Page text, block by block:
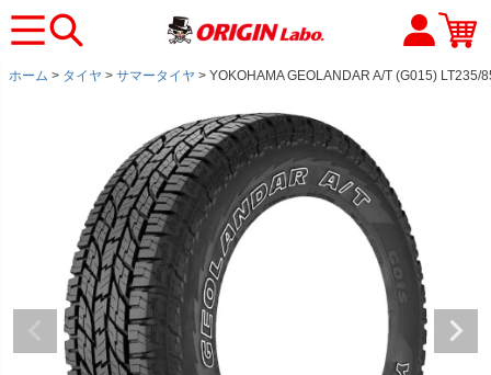
ホーム タイヤ サマータイヤ YOKOHAMA GEOLANDAR A/T (G015)